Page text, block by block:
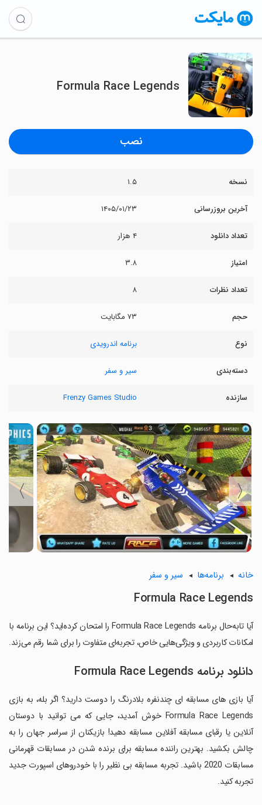
Formula Race Legends
نصب
نسخه ۱.۵
آخرین بروزرسانی ۱۴۰۵/۰۱/۲۳
تعداد دانلود ۴ هزار
امتیاز ۳.۸
تعداد نظرات ۸
حجم ۷۳ مگابایت
نوع برنامه اندرویدی
دسته‌بندی سیر و سفر
سازنده Frenzy Games Studio
〈
〉
خانه برنامه‌ها سیر و سفر
Formula Race Legends
آیا تابه‌حال برنامه Formula Race Legends را امتحان کرده‌اید؟ این برنامه با
امکانات کاربردی و ویژگی‌هایی خاص، تجربه‌ای متفاوت را برای شما رقم می‌زند.
دانلود برنامه Formula Race Legends
آیا بازی های مسابقه ای چندنفره بلادرنگ را دوست دارید؟ اگر بله، به بازی
Formula Race Legends خوش آمدید، جایی که می توانید با دوستان
آنلاین یا رقبای مسابقه آفلاین مسابقه دهید! بازیکنان از سراسر جهان را به
چالش بکشید. بهترین راننده مسابقه برای برنده شدن در مسابقات قهرمانی
مسابقات 2020 باشید. تجربه مسابقه بی نظیر را با خودروهای اسپورت جدید
تجربه کنید.